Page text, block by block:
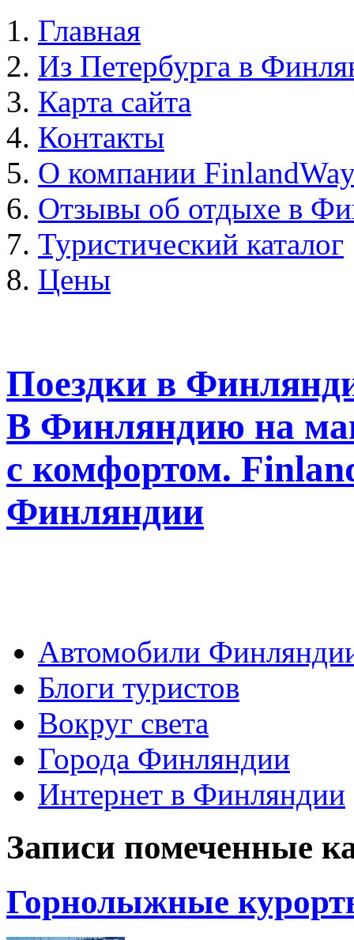
Главная
Из Петербурга в
Карта сайта
Контакты
О компании
Отзывы об отдыхе в
Туристический каталог
Цены
Поездки в
В Финляндию на
с комфортом.
Финляндии
Автомобили
Блоги туристов
Вокруг света
Города Финляндии
Интернет в Финляндии
Записи помеченные
Горнолыжные